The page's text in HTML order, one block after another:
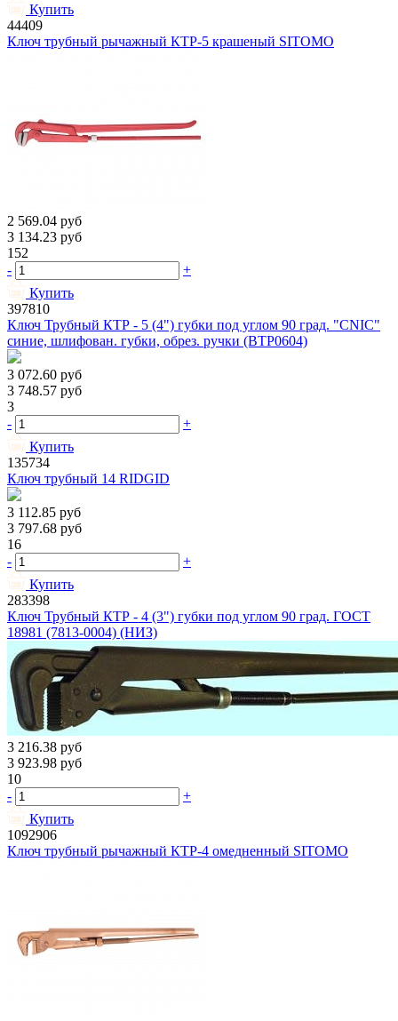
Купить
44409
Ключ трубный рычажный КТР-5 крашеный SITOMO
2 569.04 руб
3 134.23 руб
152
-
+
Купить
397810
Ключ Трубный КТР - 5 (4") губки под углом 90 град. "CNIC"
синие, шлифован. губки, обрез. ручки (BTP0604)
3 072.60 руб
3 748.57 руб
3
-
+
Купить
135734
Ключ трубный 14 RIDGID
3 112.85 руб
3 797.68 руб
16
-
+
Купить
283398
Ключ Трубный КТР - 4 (3") губки под углом 90 град. ГОСТ
18981 (7813-0004) (НИЗ)
3 216.38 руб
3 923.98 руб
10
-
+
Купить
1092906
Ключ трубный рычажный КТР-4 омедненный SITOMO